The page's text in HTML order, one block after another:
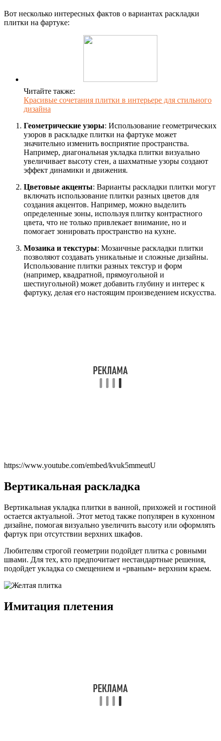
Вот несколько интересных фактов о вариантах раскладки
плитки на фартуке:
Читайте также:
Красивые сочетания плитки в интерьере для стильного
дизайна
Геометрические узоры: Использование геометрических
узоров в раскладке плитки на фартуке может
значительно изменить восприятие пространства.
Например, диагональная укладка плитки визуально
увеличивает высоту стен, а шахматные узоры создают
эффект динамики и движения.
Цветовые акценты: Варианты раскладки плитки могут
включать использование плитки разных цветов для
создания акцентов. Например, можно выделить
определенные зоны, используя плитку контрастного
цвета, что не только привлекает внимание, но и
помогает зонировать пространство на кухне.
Мозаика и текстуры: Мозаичные раскладки плитки
позволяют создавать уникальные и сложные дизайны.
Использование плитки разных текстур и форм
(например, квадратной, прямоугольной и
шестиугольной) может добавить глубину и интерес к
фартуку, делая его настоящим произведением искусства.
https://www.youtube.com/embed/kvuk5mmeutU
Вертикальная раскладка
Вертикальная укладка плитки в ванной, прихожей и гостиной
остается актуальной. Этот метод также популярен в кухонном
дизайне, помогая визуально увеличить высоту или оформлять
фартук при отсутствии верхних шкафов.
Любителям строгой геометрии подойдет плитка с ровными
швами. Для тех, кто предпочитает нестандартные решения,
подойдет укладка со смещением и «рваным» верхним краем.
Имитация плетения